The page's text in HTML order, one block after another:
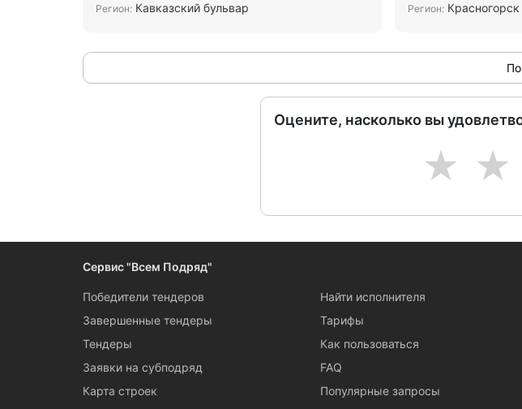
Регион: Кавказский бульвар
Регион: Красногорск
Оцените, насколько вы
2
1
Сервис "Всем Подряд"
Победители тендеров
Завершенные тендеры
Тендеры
Заявки на субподряд
Карта строек
Найти исполнителя
Тарифы
Как пользоваться
FAQ
Популярные запросы